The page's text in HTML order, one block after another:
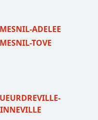
ADELEE
TOVE